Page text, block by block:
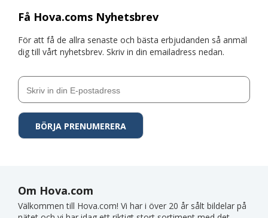
Få Hova.coms Nyhetsbrev
För att få de allra senaste och bästa erbjudanden så anmäl
dig till vårt nyhetsbrev. Skriv in din emailadress nedan.
Om Hova.com
Välkommen till Hova.com! Vi har i över 20 år sålt bildelar på